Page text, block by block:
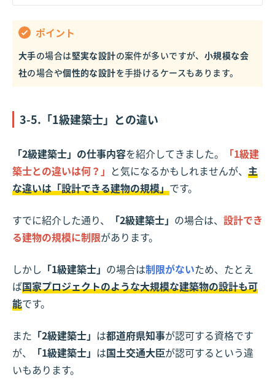
ポイント
大手の場合は堅実な設計の案件が多いですが、 小規模な会
社の場合や個性的な設計を手掛けるケースもあります。
3-5.「1級建築士」との違い
「2級建築士」の仕事内容を紹介してきました。
「1級建
築士との違いは何？」 と気になるかもしれませんが、 主
な違いは「設計できる建物の規模」です。
すでに紹介した通り、 「2級建築士」 の場合は、 設計でき
る建物の規模に制限があります。
しかし 「1級建築士」 の場合は制限がないため、たとえ
ば国家プロジェクトのような大規模な建築物の設計も可
能です。
また 「2級建築士」 は都道府県知事が認可する資格です
が、
「1級建築士」 は国土交通大臣が認可するという違
いもあります。